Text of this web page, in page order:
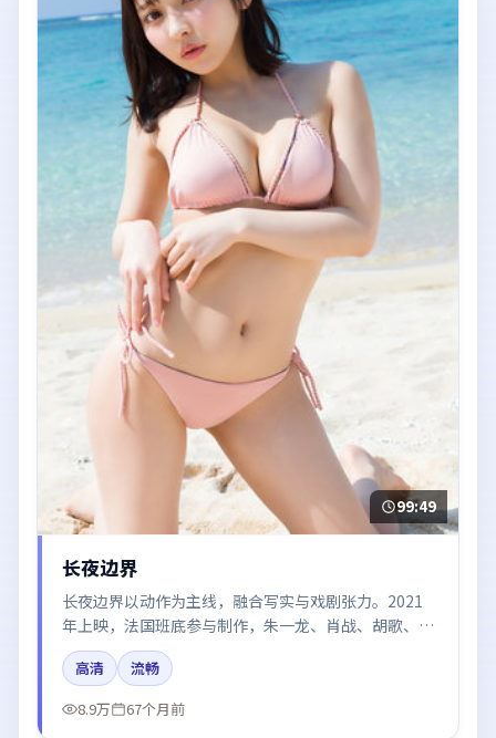
99:49
长夜边界
长夜边界以动作为主线，融合写实与戏剧张力。2021
年上映，法国班底参与制作，朱一龙、肖战、胡歌、刘
亦菲、咏梅在片中呈现细腻表演，影像风格统一，配乐
与剪辑强化了情绪曲线。
高清
流畅
8.9万
67个月前